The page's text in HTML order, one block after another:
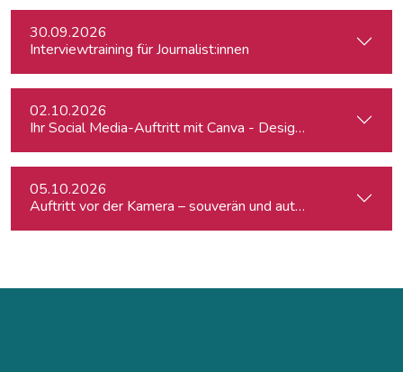
30.09.2026
Interviewtraining für Journalist:innen
02.10.2026
Ihr Social Media-Auftritt mit Canva - Designs für Instagram,
05.10.2026
Auftritt vor der Kamera – souverän und authentisch